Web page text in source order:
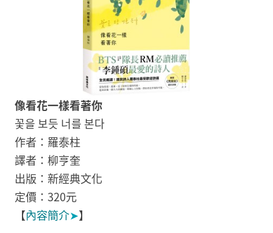
像看花一樣看著你
꽃을 보듯 너를 본다
作者：羅泰柱
譯者：柳亨奎
出版：新經典文化
定價：320元
【內容簡介➤】